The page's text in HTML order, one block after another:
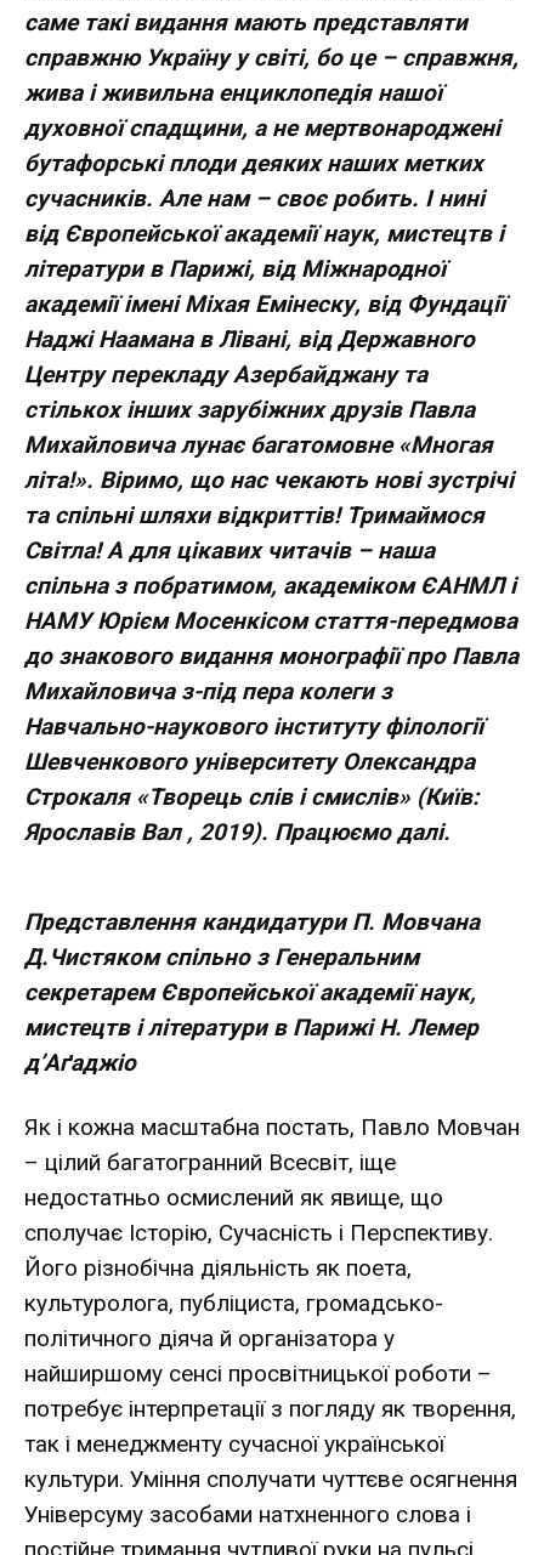
саме такі видання мають представляти
справжню Україну у світі, бо це – справжня,
жива і живильна енциклопедія нашої
духовної спадщини, а не мертвонароджені
бутафорські плоди деяких наших метких
сучасників. Але нам – своє робить. І нині
від Європейської академії наук, мистецтв і
літератури в Парижі, від Міжнародної
академії імені Міхая Емінеску, від Фундації
Наджі Наамана в Лівані, від Державного
Центру перекладу Азербайджану та
стількох інших зарубіжних друзів Павла
Михайловича лунає багатомовне «Многая
літа!». Віримо, що нас чекають нові зустрічі
та спільні шляхи відкриттів! Тримаймося
Світла! А для цікавих читачів – наша
спільна з побратимом, академіком ЄАНМЛ і
НАМУ Юрієм Мосенкісом стаття-передмова
до знакового видання монографії про Павла
Михайловича з-під пера колеги з
Навчально-наукового інституту філології
Шевченкового університету Олександра
Строкаля «Творець слів і смислів» (Київ:
Ярославів Вал , 2019). Працюємо далі.
Представлення кандидатури П. Мовчана
Д.Чистяком спільно з Генеральним
секретарем Європейської академії наук,
мистецтв і літератури в Парижі Н. Лемер
д’Аґаджіо
Як і кожна масштабна постать, Павло Мовчан
– цілий багатогранний Всесвіт, іще
недостатньо осмислений як явище, що
сполучає Історію, Сучасність і Перспективу.
Його різнобічна діяльність як поета,
культуролога, публіциста, громадсько-
політичного діяча й організатора у
найширшому сенсі просвітницької роботи –
потребує інтерпретації з погляду як творення,
так і менеджменту сучасної української
культури. Уміння сполучати чуттєве осягнення
Універсуму засобами натхненного слова і
постійне тримання чутливої руки на пульсі